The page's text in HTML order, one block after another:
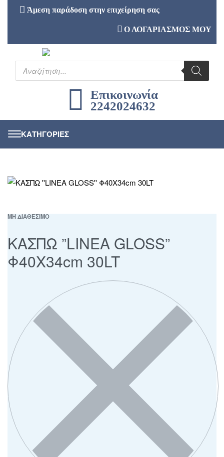
Άμεση παράδοση στην επιχείρηση σας
Ο ΛΟΓΑΡΙΑΣΜΟΣ ΜΟΥ
Επικοινωνία
2242024632
ΜΗ ΔΙΑΘΕΣΙΜΟ
ΚΑΣΠΩ ”LINEA GLOSS”
Φ40Χ34cm 30LT